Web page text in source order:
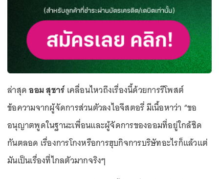
ล่าสุดออม สุชาร์เคลื่อนไหวถึงเรื่องนี้ด้วยการรีโพสต์
ข้อความจากผู้จัดการส่วนตัวลงไอจีสตอรี่ มีเนื้อหาว่า “ขอ
อนุญาตพูดในฐานะเพื่อนและผู้จัดการของออมที่อยู่ใกล้ชิด
กันตลอด เรื่องการโกงหรือการฮุบกิจการบริษัทอะไรก็แล้วแต่
มันเป็นเรื่องที่ไกลตัวมากจริงๆ